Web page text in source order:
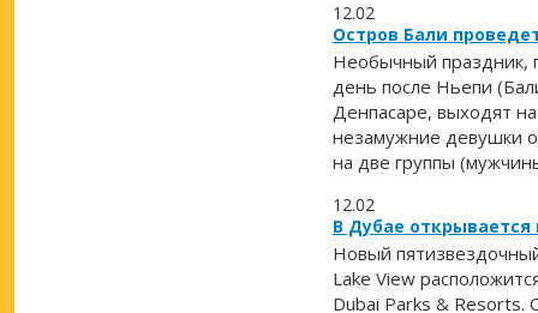
12.02
Остров Бали
Необычный праздник,
день после Ньепи
Денпасаре, выходят
незамужние девушки
на две группы
12.02
В Дубае
Новый
Lake View
Dubai Parks & Resorts.